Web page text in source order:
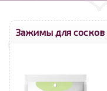
Зажимы для сосков